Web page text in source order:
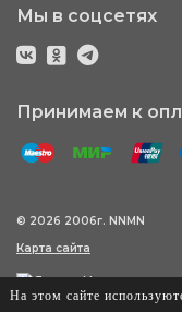
Мы в соцсетях
Принимаем к
© 2026 2006г. NNMN
Карта сайта
На этом сайте